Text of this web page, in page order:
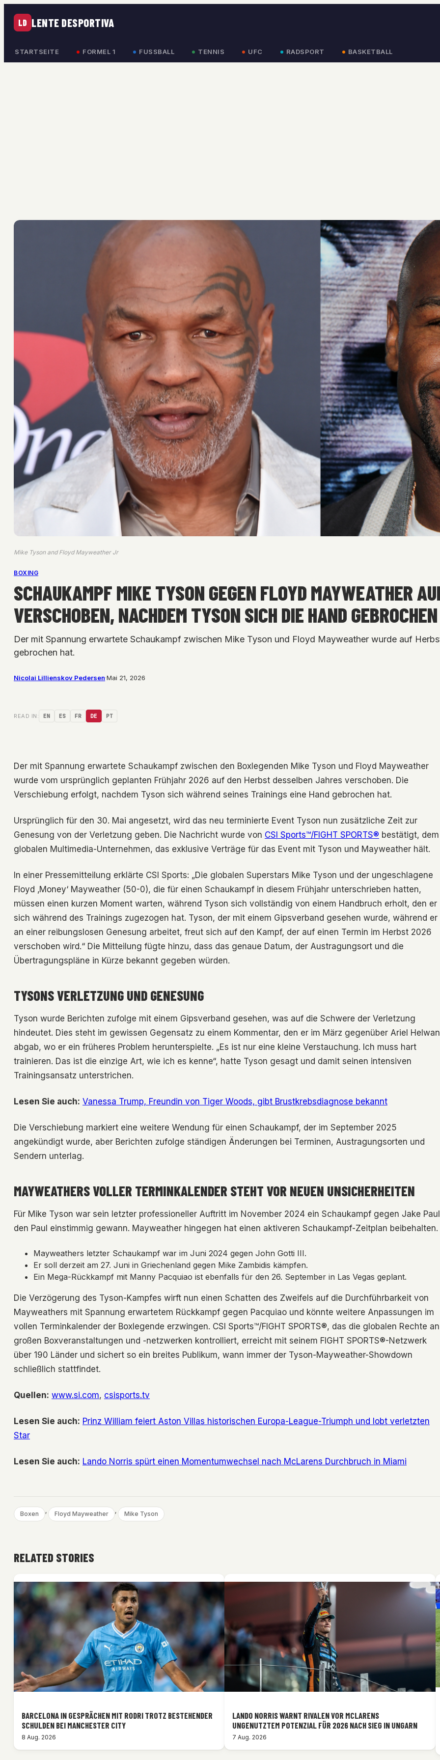
LD LENTE DESPORTIVA
STARTSEITE FORMEL 1 FUSSBALL TENNIS UFC RADSPORT BASKETBALL
Mike Tyson and Floyd Mayweather Jr
BOXING
SCHAUKAMPF MIKE TYSON GEGEN FLOYD MAYWEATHER
VERSCHOBEN, NACHDEM TYSON SICH DIE HAND
Der mit Spannung erwartete Schaukampf zwischen Mike Tyson und Floyd Mayweather wurde auf
gebrochen hat.
Nicolai Lillienskov Pedersen·Mai 21, 2026
READ IN: EN ES FR DE PT
Der mit Spannung erwartete Schaukampf zwischen den Boxlegenden Mike Tyson und Floyd Mayweather
wurde vom ursprünglich geplanten Frühjahr 2026 auf den Herbst desselben Jahres verschoben. Die
Verschiebung erfolgt, nachdem Tyson sich während seines Trainings eine Hand gebrochen hat.
Ursprünglich für den 30. Mai angesetzt, wird das neu terminierte Event Tyson nun zusätzliche Zeit zur
Genesung von der Verletzung geben. Die Nachricht wurde von CSI Sports™/FIGHT SPORTS® bestätigt, dem
globalen Multimedia-Unternehmen, das exklusive Verträge für das Event mit Tyson und Mayweather hält.
In einer Pressemitteilung erklärte CSI Sports: „Die globalen Superstars Mike Tyson und der ungeschlagene
Floyd ‚Money‘ Mayweather (50-0), die für einen Schaukampf in diesem Frühjahr unterschrieben hatten,
müssen einen kurzen Moment warten, während Tyson sich vollständig von einem Handbruch erholt, den er
sich während des Trainings zugezogen hat. Tyson, der mit einem Gipsverband gesehen wurde, während er
an einer reibungslosen Genesung arbeitet, freut sich auf den Kampf, der auf einen Termin im Herbst 2026
verschoben wird.“ Die Mitteilung fügte hinzu, dass das genaue Datum, der Austragungsort und die
Übertragungspläne in Kürze bekannt gegeben würden.
TYSONS VERLETZUNG UND GENESUNG
Tyson wurde Berichten zufolge mit einem Gipsverband gesehen, was auf die Schwere der Verletzung
hindeutet. Dies steht im gewissen Gegensatz zu einem Kommentar, den er im März gegenüber Ariel
abgab, wo er ein früheres Problem herunterspielte. „Es ist nur eine kleine Verstauchung. Ich muss hart
trainieren. Das ist die einzige Art, wie ich es kenne“, hatte Tyson gesagt und damit seinen intensiven
Trainingsansatz unterstrichen.
Lesen Sie auch: Vanessa Trump, Freundin von Tiger Woods, gibt Brustkrebsdiagnose bekannt
Die Verschiebung markiert eine weitere Wendung für einen Schaukampf, der im September 2025
angekündigt wurde, aber Berichten zufolge ständigen Änderungen bei Terminen, Austragungsorten und
Sendern unterlag.
MAYWEATHERS VOLLER TERMINKALENDER STEHT VOR NEUEN UNSICHERHEITEN
Für Mike Tyson war sein letzter professioneller Auftritt im November 2024 ein Schaukampf gegen Jake
den Paul einstimmig gewann. Mayweather hingegen hat einen aktiveren Schaukampf-Zeitplan beibehalten.
Mayweathers letzter Schaukampf war im Juni 2024 gegen John Gotti III.
Er soll derzeit am 27. Juni in Griechenland gegen Mike Zambidis kämpfen.
Ein Mega-Rückkampf mit Manny Pacquiao ist ebenfalls für den 26. September in Las Vegas geplant.
Die Verzögerung des Tyson-Kampfes wirft nun einen Schatten des Zweifels auf die Durchführbarkeit von
Mayweathers mit Spannung erwartetem Rückkampf gegen Pacquiao und könnte weitere Anpassungen im
vollen Terminkalender der Boxlegende erzwingen. CSI Sports™/FIGHT SPORTS®, das die globalen Rechte an
großen Boxveranstaltungen und -netzwerken kontrolliert, erreicht mit seinem FIGHT SPORTS®-Netzwerk
über 190 Länder und sichert so ein breites Publikum, wann immer der Tyson-Mayweather-Showdown
schließlich stattfindet.
Quellen: www.si.com, csisports.tv
Lesen Sie auch: Prinz William feiert Aston Villas historischen Europa-League-Triumph und lobt verletzten
Star
Lesen Sie auch: Lando Norris spürt einen Momentumwechsel nach McLarens Durchbruch in Miami
Boxen , Floyd Mayweather , Mike Tyson
RELATED STORIES
BARCELONA IN GESPRÄCHEN MIT RODRI TROTZ BESTEHENDER
SCHULDEN BEI MANCHESTER CITY
8 Aug. 2026
LANDO NORRIS WARNT RIVALEN VOR MCLARENS
UNGENUTZTEM POTENZIAL FÜR 2026 NACH SIEG IN UNGARN
7 Aug. 2026